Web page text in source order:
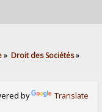
» Droit des Sociétés»
by Translate